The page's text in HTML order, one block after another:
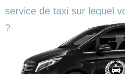
service de taxi sur lequel
?